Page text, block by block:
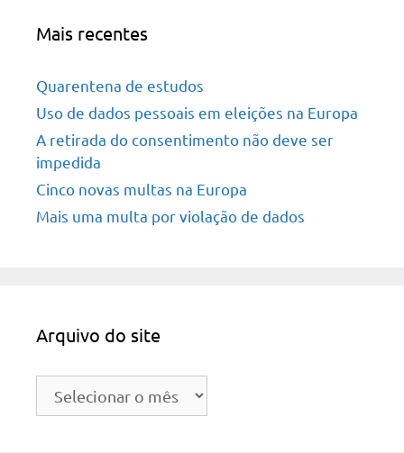
Mais recentes
Quarentena de estudos
Uso de dados pessoais em eleições na Europa
A retirada do consentimento não deve ser
impedida
Cinco novas multas na Europa
Mais uma multa por violação de dados
Arquivo do site
Arquivo